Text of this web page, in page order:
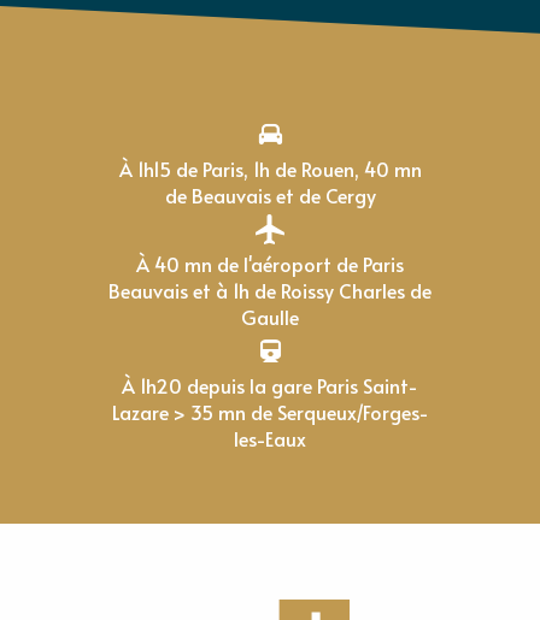
À 1h15 de Paris, 1h de Rouen, 40 mn
de Beauvais et de Cergy
À 40 mn de l'aéroport de Paris
Beauvais et à 1h de Roissy Charles de
Gaulle
À 1h20 depuis la gare Paris Saint-
Lazare > 35 mn de Serqueux/Forges-
les-Eaux